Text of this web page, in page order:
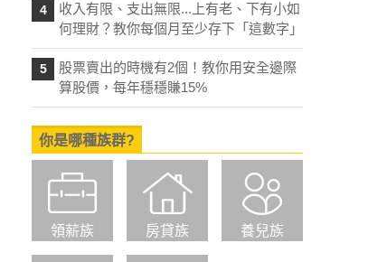
4
收入有限、支出無限...上有老、下有小如
何理財？教你每個月至少存下「這數字」
5
股票賣出的時機有2個！教你用安全邊際
算股價，每年穩穩賺15%
你是哪種族群?
領薪族 房貸族 養兒族